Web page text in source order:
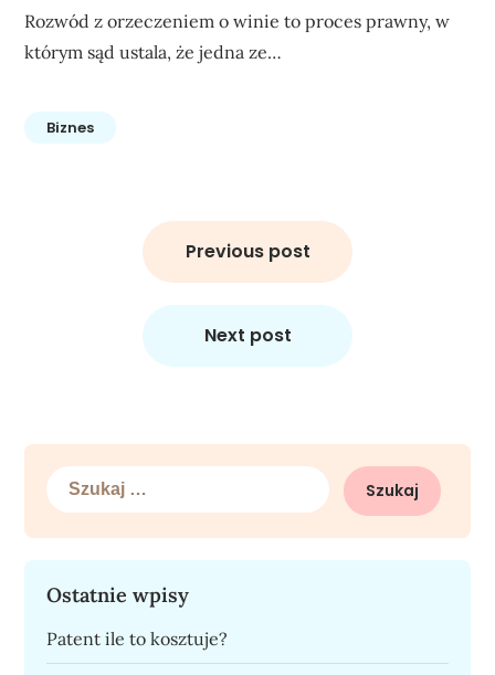
Rozwód z orzeczeniem o winie to proces prawny, w
którym sąd ustala, że jedna ze…
Biznes
Previous post
Next post
Szukaj:
Ostatnie wpisy
Patent ile to kosztuje?